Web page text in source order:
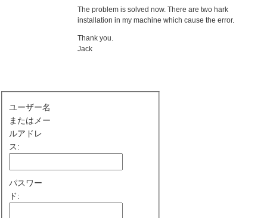
The problem is solved now. There are two hark
installation in my machine which cause the error.
Thank you.
Jack
ユーザー名
またはメー
ルアドレ
ス:
パスワー
ド: